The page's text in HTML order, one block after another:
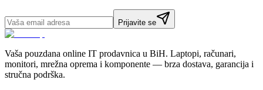
Prijavite se
Vaša pouzdana online IT prodavnica u BiH. Laptopi, računari,
monitori, mrežna oprema i komponente — brza dostava, garancija i
stručna podrška.